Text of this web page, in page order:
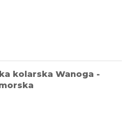
kolarska Wanoga -